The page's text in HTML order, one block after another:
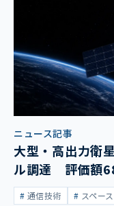
ニュース記事
大型・高出力衛
ル調達 評価額
通信技術 スペー